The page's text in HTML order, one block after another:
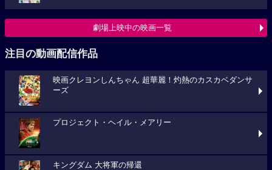
劇場上映中の映画一覧
注目の動画配信作品
映画クレヨンしんちゃん 超華麗！灼熱のカスカベダンサ
ーズ
プロジェクト・ヘイル・メアリー
キングダム 大将軍の帰還